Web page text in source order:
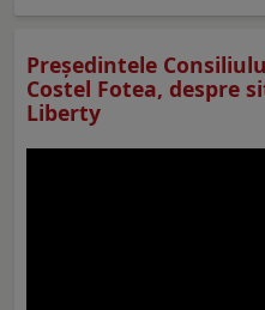
Preşedintele
Costel Fotea, despre
Liberty